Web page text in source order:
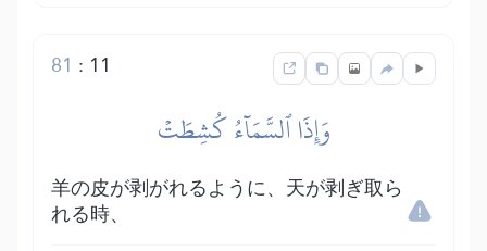
11
:
81
وَإِذَا ٱلسَّمَآءُ كُشِطَتۡ
羊の皮が剥がれるように、天が剥ぎ取ら
れる時、